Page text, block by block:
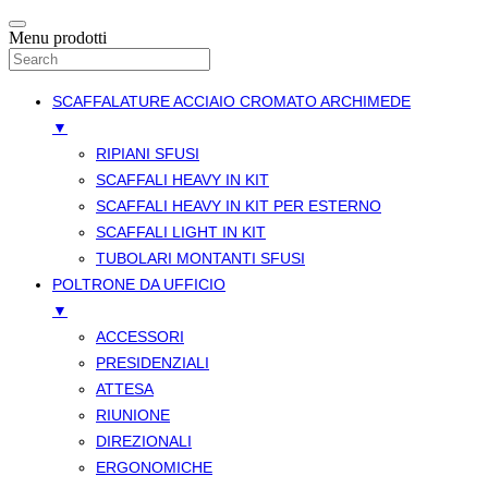
Menu prodotti
SCAFFALATURE ACCIAIO CROMATO ARCHIMEDE
▼
RIPIANI SFUSI
SCAFFALI HEAVY IN KIT
SCAFFALI HEAVY IN KIT PER ESTERNO
SCAFFALI LIGHT IN KIT
TUBOLARI MONTANTI SFUSI
POLTRONE DA UFFICIO
▼
ACCESSORI
PRESIDENZIALI
ATTESA
RIUNIONE
DIREZIONALI
ERGONOMICHE